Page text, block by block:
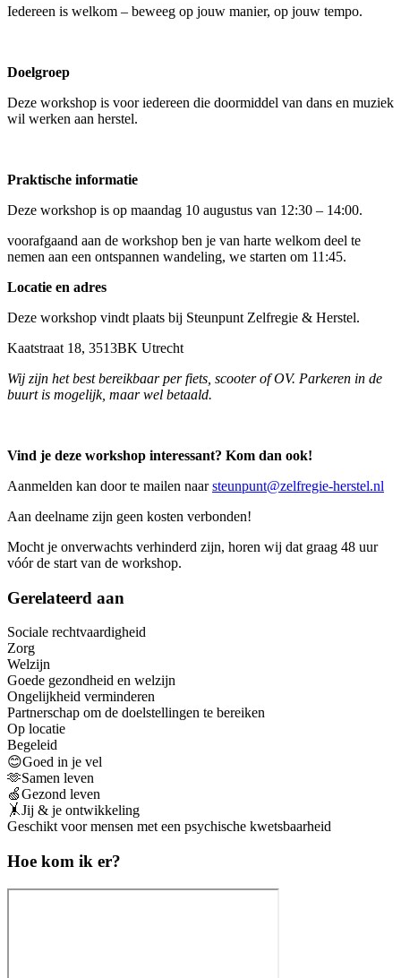
Iedereen is welkom – beweeg op jouw manier, op jouw tempo.
Doelgroep
Deze workshop is voor iedereen die doormiddel van dans en muziek
wil werken aan herstel.
Praktische informatie
Deze workshop is op maandag 10 augustus van 12:30 – 14:00.
voorafgaand aan de workshop ben je van harte welkom deel te
nemen aan een ontspannen wandeling, we starten om 11:45.
Locatie en adres
Deze workshop vindt plaats bij Steunpunt Zelfregie & Herstel.
Kaatstraat 18, 3513BK Utrecht
Wij zijn het best bereikbaar per fiets, scooter of OV. Parkeren in de
buurt is mogelijk, maar wel betaald.
Vind je deze workshop interessant? Kom dan ook!
Aanmelden kan door te mailen naarsteunpunt@zelfregie-herstel.nl
Aan deelname zijn geen kosten verbonden!
Mocht je onverwachts verhinderd zijn, horen wij dat graag 48 uur
vóór de start van de workshop.
Gerelateerd aan
Sociale rechtvaardigheid
Zorg
Welzijn
Goede gezondheid en welzijn
Ongelijkheid verminderen
Partnerschap om de doelstellingen te bereiken
Op locatie
Begeleid
😊Goed in je vel
🫶Samen leven
🍏Gezond leven
🤸Jij & je ontwikkeling
Geschikt voor mensen met een psychische kwetsbaarheid
Hoe kom ik er?